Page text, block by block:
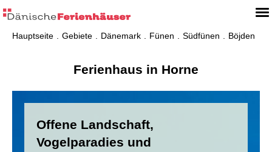
Hauptseite Gebiete Dänemark Fünen Südfünen Böjden
Ferienhaus in Horne
Offene Landschaft,
Vogelparadies und